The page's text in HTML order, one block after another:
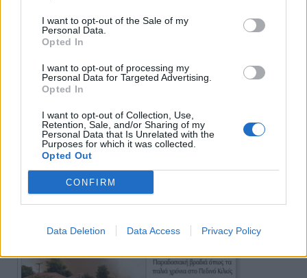
I want to opt-out of the Sale of my
Personal Data.
Opted In
I want to opt-out of processing my
Personal Data for Targeted Advertising.
Opted In
I want to opt-out of Collection, Use,
Retention, Sale, and/or Sharing of my
Personal Data that Is Unrelated with the
Purposes for which it was collected.
Opted Out
CONFIRM
Data Deletion Data Access Privacy Policy
Πρωινή